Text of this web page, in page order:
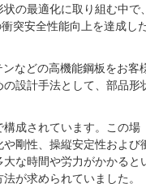
の最適化に取り組む中で、
突安全性能向上を達成し
などの高機能鋼板をお客
設計手法として、部品形
成されています。この場
剛性、操縦安定性および
な時間や労力がかかると
が求められていました。